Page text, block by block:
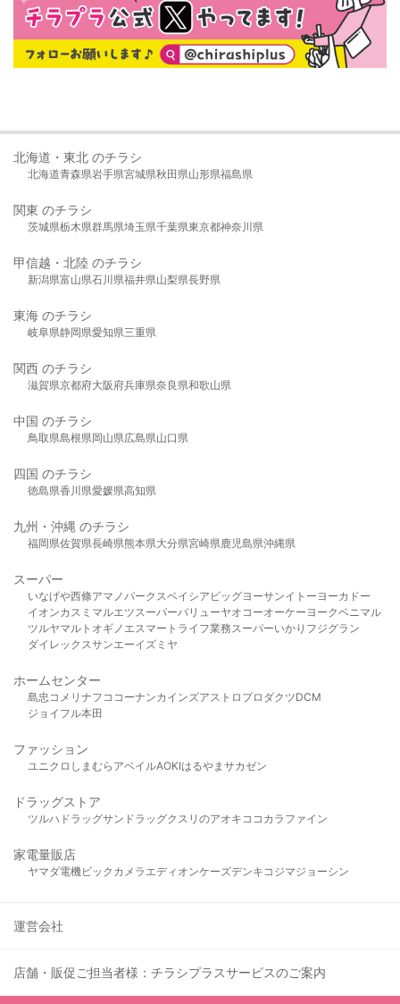
北海道・東北 のチラシ
北海道青森県岩手県宮城県秋田県山形県福島県
関東 のチラシ
茨城県栃木県群馬県埼玉県千葉県東京都神奈川県
甲信越・北陸 のチラシ
新潟県富山県石川県福井県山梨県長野県
東海 のチラシ
岐阜県静岡県愛知県三重県
関西 のチラシ
滋賀県京都府大阪府兵庫県奈良県和歌山県
中国 のチラシ
鳥取県島根県岡山県広島県山口県
四国 のチラシ
徳島県香川県愛媛県高知県
九州・沖縄 のチラシ
福岡県佐賀県長崎県熊本県大分県宮崎県鹿児島県沖縄県
スーパー
いなげや西條アマノパークスベイシア ビッグヨーサンイトーヨーカドー
イオンカスミ マルエツスーパーバリューヤオコーオーケー ヨークベニマル
ツルヤマルト オギノ エスマート ライフ業務スーパーいかり フジグラン
ダイレックスサンエーイズミヤ
ホームセンター
島忠 コメリ ナフコ コーナンカインズアストロプロダクツDCM
ジョイフル本田
ファッション
ユニクロ しまむら アベイルAOKIはるやま サカゼン
ドラッグストア
ツルハドラッグサンドラッグクスリのアオキ ココカラファイン
家電量販店
ヤマダ電機ビックカメラ エディオンケーズデンキ コジマジョーシン
運営会社
店舗・販促ご担当者様：チラシプラスサービスのご案内